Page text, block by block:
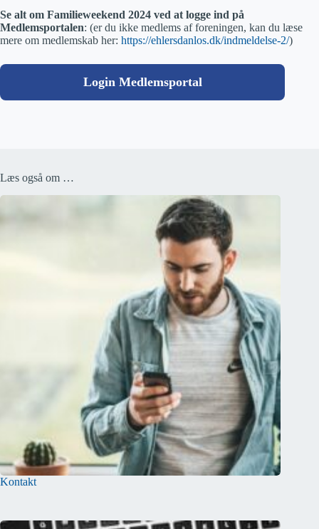
Se alt om Familieweekend 2024 ved at logge ind på
Medlemsportalen: (er du ikke medlems af foreningen, kan du læse
mere om medlemskab her: https://ehlersdanlos.dk/indmeldelse-2/)
Login Medlemsportal
Læs også om …
Kontakt